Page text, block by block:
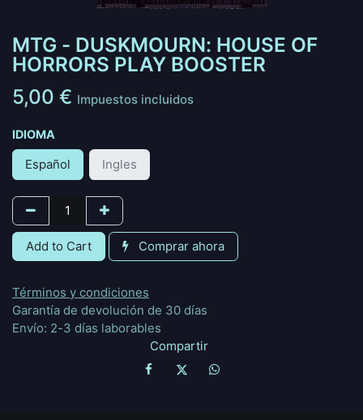
MTG - DUSKMOURN: HOUSE OF
HORRORS PLAY BOOSTER
5,00 € Impuestos incluidos
IDIOMA
Español Ingles
Add to Cart Comprar ahora
Términos y condiciones
Garantía de devolución de 30 días
Envío: 2-3 días laborables
Compartir